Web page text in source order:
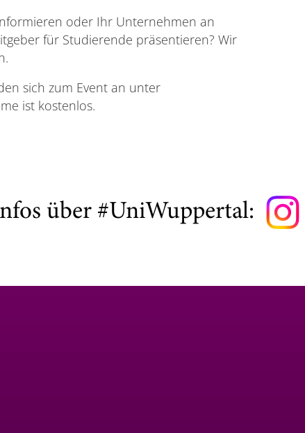
oder Ihr Unternehmen an
für Studierende präsentieren? Wir
sich zum Event an unter
ist kostenlos.
über #UniWuppertal: